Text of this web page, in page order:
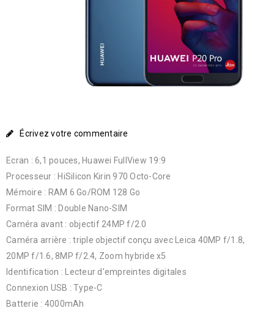
Écrivez votre commentaire
Ecran : 6,1 pouces, Huawei FullView 19:9
Processeur : HiSilicon Kirin 970 Octo-Core
Mémoire : RAM 6 Go/ROM 128 Go
Format SIM : Double Nano-SIM
Caméra avant : objectif 24MP f/2.0
Caméra arrière : triple objectif conçu avec Leica 40MP f/1.8,
20MP f/1.6, 8MP f/2.4, Zoom hybride x5
Identification : Lecteur d’empreintes digitales
Connexion USB : Type-C
Batterie : 4000mAh